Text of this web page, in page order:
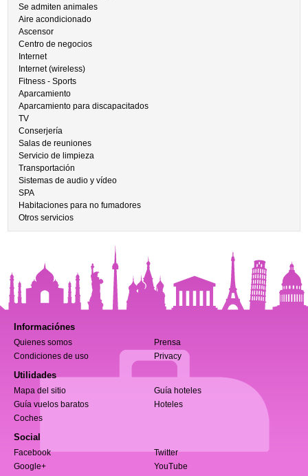
Se admiten animales
Aire acondicionado
Ascensor
Centro de negocios
Internet
Internet (wireless)
Fitness - Sports
Aparcamiento
Aparcamiento para discapacitados
TV
Conserjería
Salas de reuniones
Servicio de limpieza
Transportación
Sistemas de audio y vídeo
SPA
Habitaciones para no fumadores
Otros servicios
Informaciónes
Quienes somos
Prensa
Condiciones de uso
Privacy
Utilidades
Mapa del sitio
Guía hoteles
Guía vuelos baratos
Hoteles
Coches
Social
Facebook
Twitter
Google+
YouTube